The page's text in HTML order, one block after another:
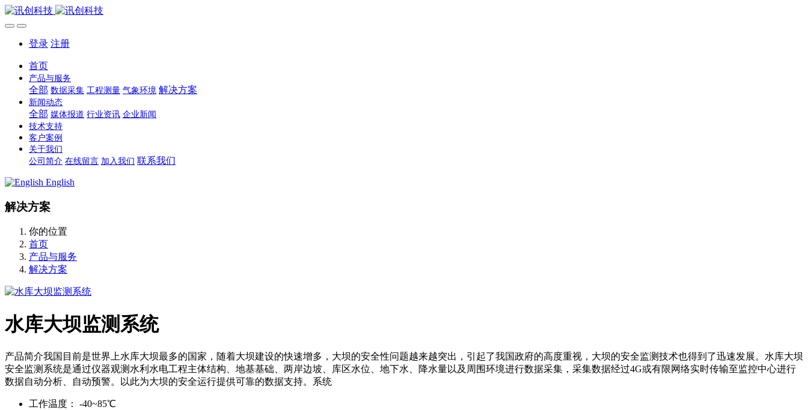
登录 注册
首页
产品与服务
全部 数据采集 工程测量 气象环境 解决方案
新闻动态
全部 媒体报道 行业资讯 企业新闻
技术支持
客户案例
关于我们
公司简介 在线留言 加入我们 联系我们
English
解决方案
你的位置
首页
产品与服务
解决方案
水库大坝监测系统
产品简介我国目前是世界上水库大坝最多的国家，随着大坝建设的快速增多，大坝的安全性问题越来越突出，引起了我国政府的高度重视，大坝的安全监测技术也得到了迅速发展。水库大坝
安全监测系统是通过仪器观测水利水电工程主体结构、地基基础、两岸边坡、库区水位、地下水、降水量以及周围环境进行数据采集，采集数据经过4G或有限网络实时传输至监控中心进行
数据自动分析、自动预警。以此为大坝的安全运行提供可靠的数据支持。系统
工作温度：
-40~85℃